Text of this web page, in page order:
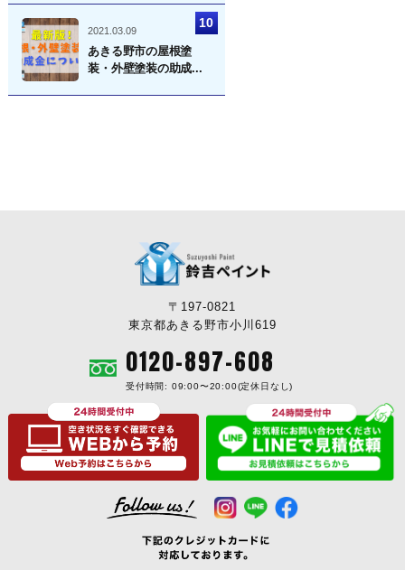
2021.03.09
あきる野市の屋根塗
装・外壁塗装の助成...
〒197-0821
東京都あきる野市小川619
0120-897-608
受付時間: 09:00〜20:00(定休日なし)